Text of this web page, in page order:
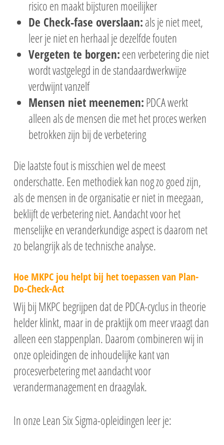
risico en maakt bijsturen moeilijker
De Check-fase overslaan:als je niet meet,
leer je niet en herhaal je dezelfde fouten
Vergeten te borgen:een verbetering die niet
wordt vastgelegd in de standaardwerkwijze
verdwijnt vanzelf
Mensen niet meenemen:PDCA werkt
alleen als de mensen die met het proces werken
betrokken zijn bij de verbetering
Die laatste fout is misschien wel de meest
onderschatte. Een methodiek kan nog zo goed zijn,
als de mensen in de organisatie er niet in meegaan,
beklijft de verbetering niet. Aandacht voor het
menselijke en veranderkundige aspect is daarom net
zo belangrijk als de technische analyse.
Hoe MKPC jou helpt bij het toepassen van Plan-
Do-Check-Act
Wij bij MKPC begrijpen dat de PDCA-cyclus in theorie
helder klinkt, maar in de praktijk om meer vraagt dan
alleen een stappenplan. Daarom combineren wij in
onze opleidingen de inhoudelijke kant van
procesverbetering met aandacht voor
verandermanagement en draagvlak.
In onze Lean Six Sigma-opleidingen leer je: